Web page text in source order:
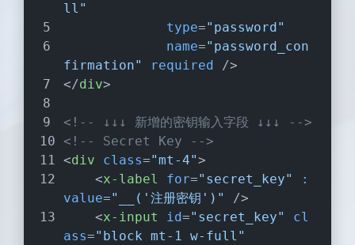
ll"
type="password"
name="password_con
firmation"
required />
</div>
<!-- ↓↓↓ 新增的密钥输入字段 ↓↓↓ -->
<!-- Secret Key -->
<div class="mt-4">
<x-label for="secret_key"
:
value="__('注册密钥')"
/>
<x-input id="secret_key"
cl
ass="block mt-1 w-full"